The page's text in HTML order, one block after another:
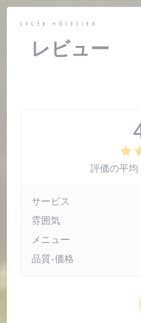
クッキー利用の管理につい
レビュー
評価の平
サービス
雰囲気
メニュー
品質-価格